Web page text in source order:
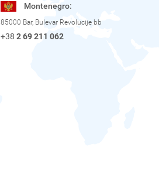
Montenegro:
85000 Bar, Bulevar Revolucije bb
+38 2 69 211 062